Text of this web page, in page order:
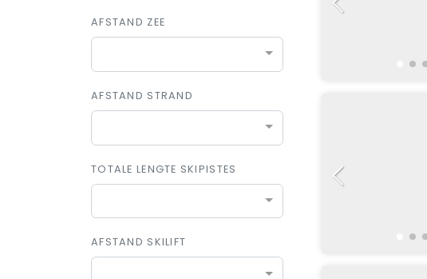
AFSTAND ZEE
AFSTAND STRAND
TOTALE LENGTE SKIPISTES
AFSTAND SKILIFT